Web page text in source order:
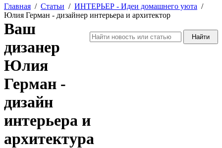
Главная / Статьи / ИНТЕРЬЕР - Идеи домашнего уюта /
Юлия Герман - дизайнер интерьера и архитектор
Ваш
дизанер
Юлия
Герман -
дизайн
интерьера и
архитектура